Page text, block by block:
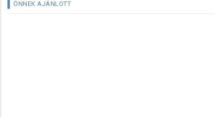
ÖNNEK AJÁNLOTT